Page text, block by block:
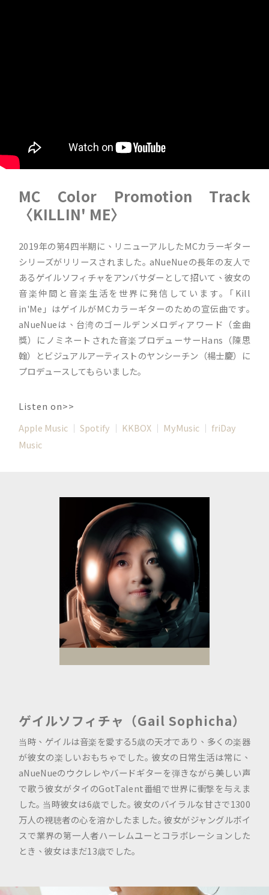
MC Color Promotion Track
〈KILLIN' ME〉
2019年の第4四半期に、リニューアルしたMCカラーギター
シリーズがリリースされました｡ aNueNueの長年の友人で
あるゲイルソフィチャをアンバサダーとして招いて、彼女の
音楽仲間と音楽生活を世界に発信しています｡「Kill​​
in'Me」はゲイルがMCカラーギターのための宣伝曲です｡
aNueNueは、台湾のゴールデンメロディアワード（金曲
獎）にノミネートされた音楽プロデューサーHans（陳思
翰）とビジュアルアーティストのヤンシーチン（楊士慶）に
プロデュースしてもらいました｡
Listen on>>
Apple Music ｜ Spotify ｜ KKBOX ｜ MyMusic ｜ friDay
Music
ゲイルソフィチャ（Gail Sophicha）
当時、ゲイルは音楽を愛する5歳の天才であり、多くの楽器
が彼女の楽しいおもちゃでした｡ 彼女の日常生活は常に、
aNueNueのウクレレやバードギターを弾きながら美しい声
で歌う彼女がタイのGotTalent番組で世界に衝撃を与えま
した｡ 当時彼女は6歳でした｡ 彼女のバイラルな甘さで1300
万人の視聴者の心を溶かしたました｡ 彼女がジャングルボイ
スで業界の第一人者ハーレムユーとコラボレーションした
とき、彼女はまだ13歳でした｡